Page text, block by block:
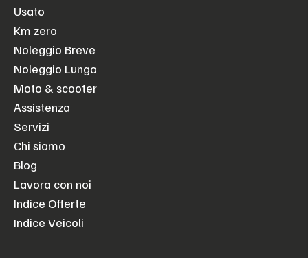
Usato
Km zero
Noleggio Breve
Noleggio Lungo
Moto & scooter
Assistenza
Servizi
Chi siamo
Blog
Lavora con noi
Indice Offerte
Indice Veicoli